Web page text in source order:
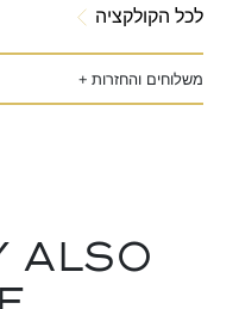
לכל הקולקציה
משלוחים והחזרות +
also